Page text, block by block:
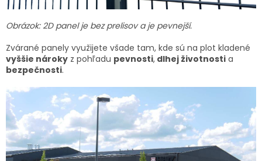
Obrázok: 2D panel je bez prelisov a je pevnejší.
Zvárané panely využijete všade tam, kde sú na plot kladené
vyššie nároky z pohľadu pevnosti, dlhej životnosti a
bezpečnosti.